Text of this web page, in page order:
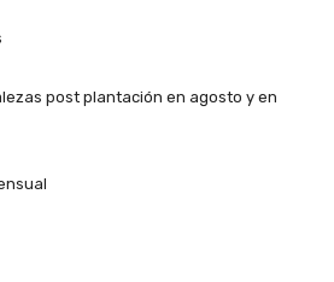
post plantación en agosto y en